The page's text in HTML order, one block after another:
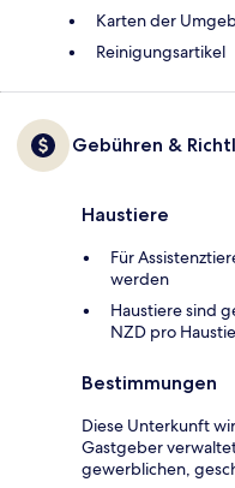
Karten der
Reinigungsartikel
Gebühren &
Haustiere
Für
werden
Haustiere sind
NZD pro
Bestimmungen
Diese Unterkunft
Gastgeber
gewerblichen,